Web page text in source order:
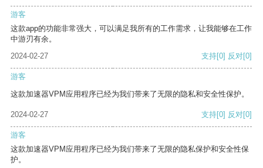
游客
这款app的功能非常强大，可以满足我所有的工作需求，让我能够在工作
中游刃有余。
2024-02-27
支持[0] 反对[0]
游客
这款加速器VPM应用程序已经为我们带来了无限的隐私和安全性保护。
2024-02-27 支持[0] 反对[0]
游客
这款加速器VPM应用程序已经为我们带来了无限的隐私保护和安全性保
护。